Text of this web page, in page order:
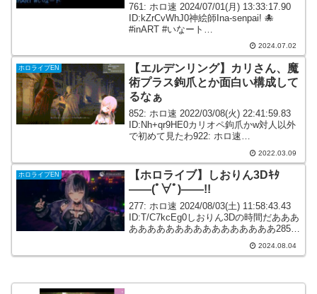
761: ホロ速 2024/07/01(月) 13:33:17.90
ID:kZrCvWhJ0神絵師Ina-senpai! 🐙
#inART #いなート
pic.twitter.com/gWcczsch2o— Raora2024.07.02
ホロライブEN
【エルデンリング】カリさん、魔
術プラス鉤爪とか面白い構成して
るなぁ
852: ホロ速 2022/03/08(火) 22:41:59.83
ID:Nh+qr9HE0カリオペ鉤爪かw対人以外
で初めて見たわ922: ホロ速
ID:Nh+qr9HE0騎乗してる相手...
2022.03.09
ホロライブEN
【ホロライブ】しおりん3Dｷﾀ
――(ﾟ∀ﾟ)――!!
277: ホロ速 2024/08/03(土) 11:58:43.43
ID:T/C7kcEg0しおりん3Dの時間だあああ
ああああああああああああああああ285:
ホロ速 2024/08/03(土) 12:01:22.902024.08.04